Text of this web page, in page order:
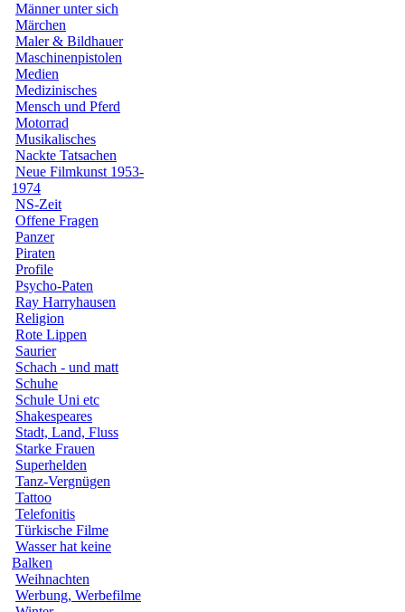
Männer unter sich
Märchen
Maler & Bildhauer
Maschinenpistolen
Medien
Medizinisches
Mensch und Pferd
Motorrad
Musikalisches
Nackte Tatsachen
Neue Filmkunst 1953-
1974
NS-Zeit
Offene Fragen
Panzer
Piraten
Profile
Psycho-Paten
Ray Harryhausen
Religion
Rote Lippen
Saurier
Schach - und matt
Schuhe
Schule Uni etc
Shakespeares
Stadt, Land, Fluss
Starke Frauen
Superhelden
Tanz-Vergnügen
Tattoo
Telefonitis
Türkische Filme
Wasser hat keine
Balken
Weihnachten
Werbung, Werbefilme